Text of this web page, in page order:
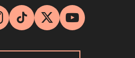
TikTok
X YouTube